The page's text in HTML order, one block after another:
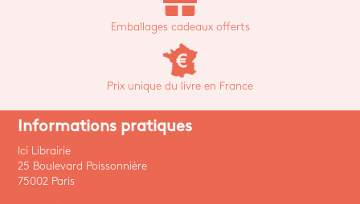
Emballages cadeaux offerts
Prix unique du livre en France
Informations pratiques
Ici Librairie
25 Boulevard Poissonnière
75002 Paris